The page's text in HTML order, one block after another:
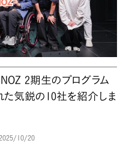
2期生のプログラム
た気鋭の10社を紹介しま
10/20